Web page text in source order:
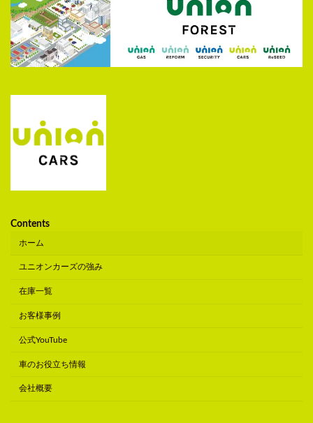
Contents
ホーム
ユニオンカーズの強み
在庫一覧
お客様事例
公式YouTube
車のお役立ち情報
会社概要